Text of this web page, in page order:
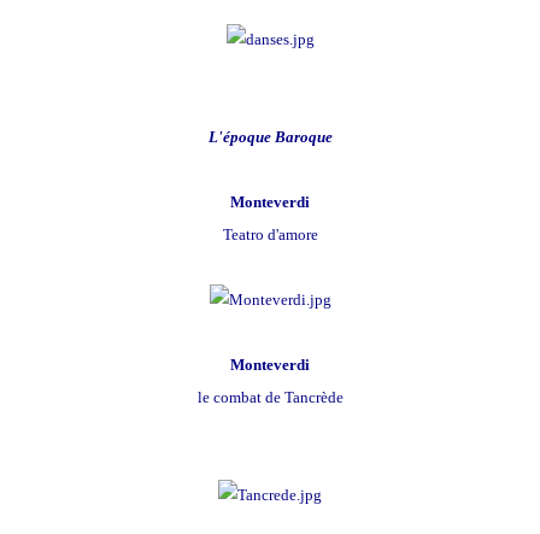
L'époque Baroque
Monteverdi
Teatro d'amore
Monteverdi
le combat de Tancrède